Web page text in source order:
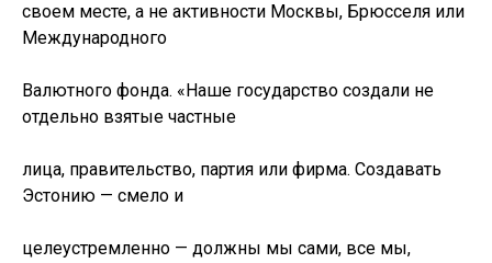
своем месте, а не активности Москвы, Брюсселя или
Международного
Валютного фонда. «Наше государство создали не
отдельно взятые частные
лица, правительство, партия или фирма. Создавать
Эстонию — смело и
целеустремленно — должны мы сами, все мы,